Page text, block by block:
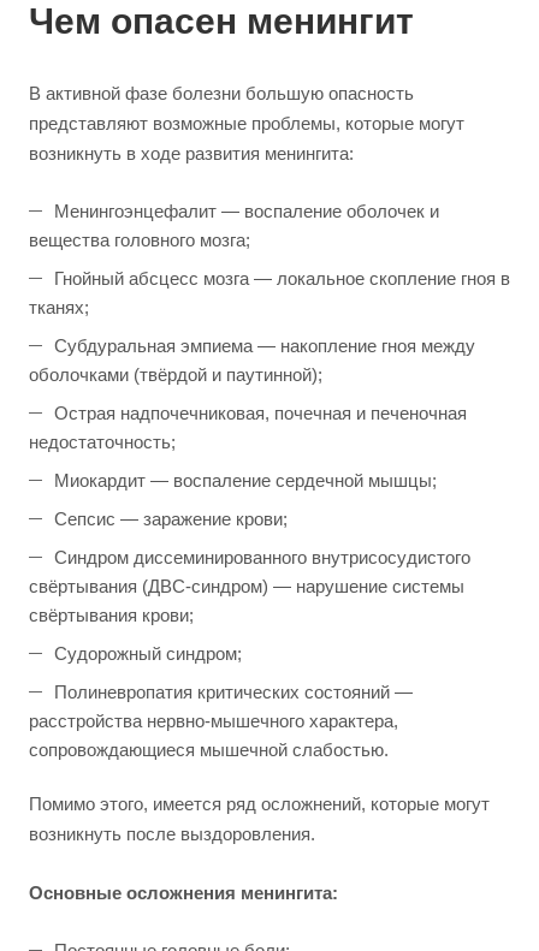
Чем опасен менингит
В активной фазе болезни большую опасность
представляют возможные проблемы, которые могут
возникнуть в ходе развития менингита:
Менингоэнцефалит — воспаление оболочек и
вещества головного мозга;
Гнойный абсцесс мозга — локальное скопление гноя в
тканях;
Субдуральная эмпиема — накопление гноя между
оболочками (твёрдой и паутинной);
Острая надпочечниковая, почечная и печеночная
недостаточность;
Миокардит — воспаление сердечной мышцы;
Сепсис — заражение крови;
Синдром диссеминированного внутрисосудистого
свёртывания (ДВС-синдром) — нарушение системы
свёртывания крови;
Судорожный синдром;
Полиневропатия критических состояний —
расстройства нервно-мышечного характера,
сопровождающиеся мышечной слабостью.
Помимо этого, имеется ряд осложнений, которые могут
возникнуть после выздоровления.
Основные осложнения менингита: